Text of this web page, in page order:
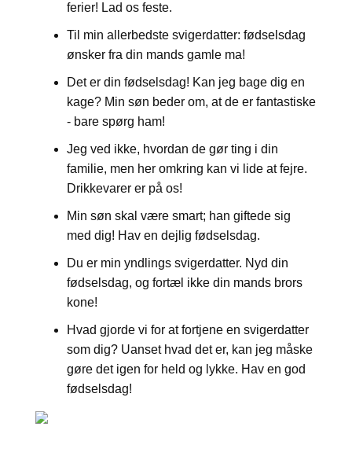
ferier! Lad os feste.
Til min allerbedste svigerdatter: fødselsdag
ønsker fra din mands gamle ma!
Det er din fødselsdag! Kan jeg bage dig en
kage? Min søn beder om, at de er fantastiske
- bare spørg ham!
Jeg ved ikke, hvordan de gør ting i din
familie, men her omkring kan vi lide at fejre.
Drikkevarer er på os!
Min søn skal være smart; han giftede sig
med dig! Hav en dejlig fødselsdag.
Du er min yndlings svigerdatter. Nyd din
fødselsdag, og fortæl ikke din mands brors
kone!
Hvad gjorde vi for at fortjene en svigerdatter
som dig? Uanset hvad det er, kan jeg måske
gøre det igen for held og lykke. Hav en god
fødselsdag!